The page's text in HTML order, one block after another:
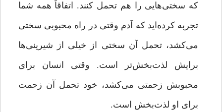
که سختى‌‌هایى را هم تحمل کنند. اتفاقاً همه شما
تجربه کرده‌اید که آدم وقتى در راه محبوبى سختی
می‌کشد، تحمل آن سختى از خیلى از شیرینى‌‌ها
برایش لذت‌بخش‌تر است. وقتى انسان براى
محبوبش زحمتى مى‌‌کشد، خود تحمل آن زحمت
براى او لذت‌بخش است.